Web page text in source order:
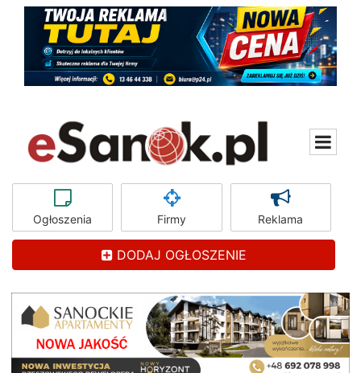
Ogłoszenia Firmy Reklama
DODAJ OGŁOSZENIE